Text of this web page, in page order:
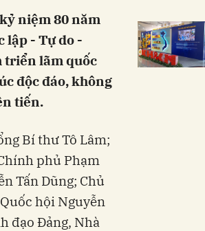
niệm 80 năm
lập - Tự do -
triển lãm quốc
độc đáo, không
tiến.
Bí thư Tô Lâm;
phủ Phạm
Tấn Dũng; Chủ
hội Nguyễn
đạo Đảng, Nhà